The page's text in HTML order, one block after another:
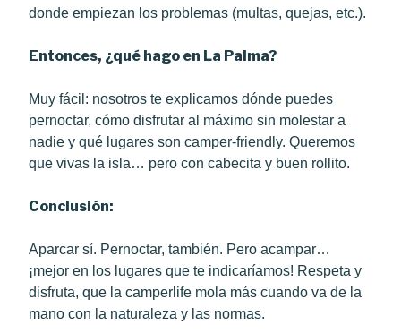
donde empiezan los problemas (multas, quejas, etc.).
Entonces, ¿qué hago en La Palma?
Muy fácil: nosotros te explicamos dónde puedes
pernoctar, cómo disfrutar al máximo sin molestar a
nadie y qué lugares son camper-friendly. Queremos
que vivas la isla… pero con cabecita y buen rollito.
Conclusión:
Aparcar sí. Pernoctar, también. Pero acampar…
¡mejor en los lugares que te indicaríamos! Respeta y
disfruta, que la camperlife mola más cuando va de la
mano con la naturaleza y las normas.